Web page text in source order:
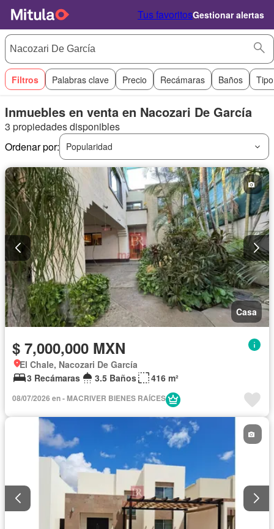
Tus favoritosGestionar alertas
Filtros Palabras clave Precio Recámaras Baños
Inmuebles en venta en Nacozari De García
3 propiedades disponibles
Ordenar por:
Popularidad
Casa
$ 7,000,000 MXN
El Chale, Nacozari De García
3 Recámaras
3.5 Baños 416 m²
08/07/2026 en - MACRIVER BIENES RAÍCES